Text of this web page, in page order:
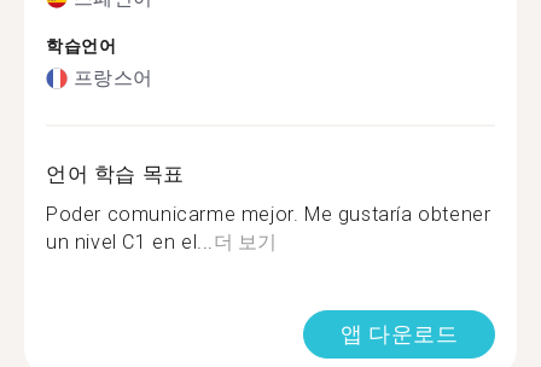
학습언어
프랑스어
언어 학습 목표
Poder comunicarme mejor. Me gustaría obtener
un nivel C1 en el...더 보기
앱 다운로드